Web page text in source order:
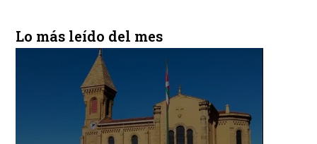
Lo más leído del mes